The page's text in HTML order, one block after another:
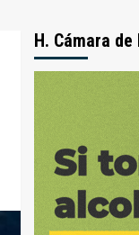
H. Cámara